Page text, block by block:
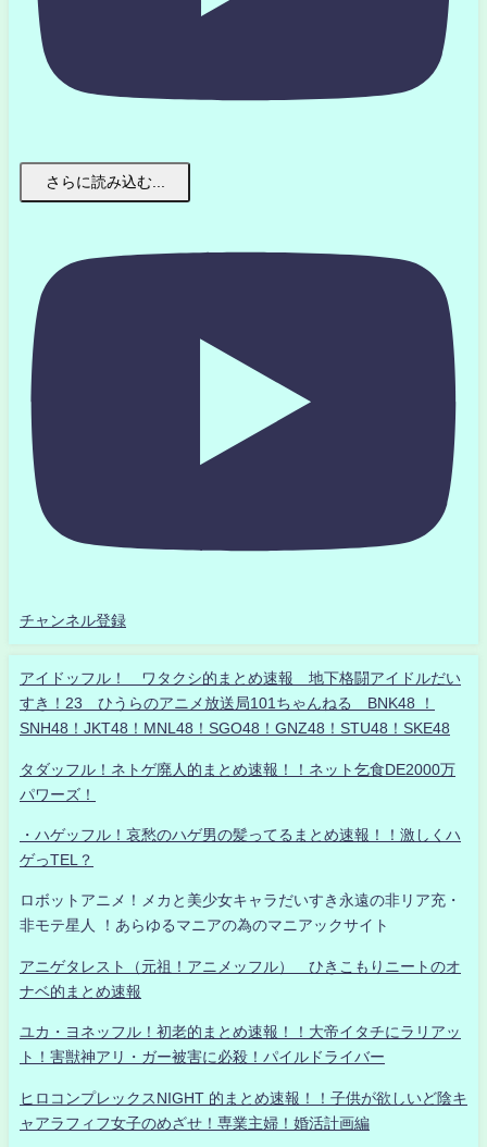
さらに読み込む...
チャンネル登録
アイドッフル！ ワタクシ的まとめ速報 地下格闘アイドルだい
すき！23 ひうらのアニメ放送局101ちゃんねる BNK48 ！
SNH48！JKT48！MNL48！SGO48！GNZ48！STU48！SKE48
タダッフル！ネトゲ廃人的まとめ速報！！ネット乞食DE2000万
パワーズ！
・ハゲッフル！哀愁のハゲ男の髪ってるまとめ速報！！激しくハ
ゲっTEL？
ロボットアニメ！メカと美少女キャラだいすき永遠の非リア充・
非モテ星人 ！あらゆるマニアの為のマニアックサイト
アニゲタレスト（元祖！アニメッフル） ひきこもりニートのオ
ナベ的まとめ速報
ユカ・ヨネッフル！初老的まとめ速報！！大帝イタチにラリアッ
ト！害獣神アリ・ガー被害に必殺！パイルドライバー
ヒロコンプレックスNIGHT 的まとめ速報！！子供が欲しいど陰キ
ャアラフィフ女子のめざせ！専業主婦！婚活計画編